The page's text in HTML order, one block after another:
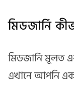
মিডজার্নি
মিডজার্নি মূলত
এখানে আপনি